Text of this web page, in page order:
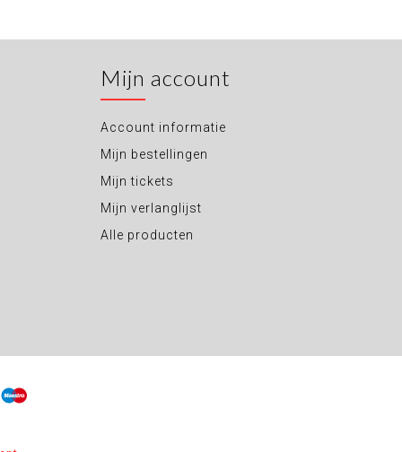
Mijn account
Account informatie
Mijn bestellingen
Mijn tickets
Mijn verlanglijst
Alle producten